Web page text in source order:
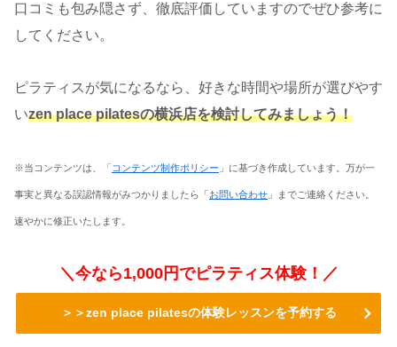
口コミも包み隠さず、徹底評価していますのでぜひ参考に
してください。
ピラティスが気になるなら、好きな時間や場所が選びやす
いzen place pilatesの横浜店を検討してみましょう！
※当コンテンツは、「 コンテンツ制作ポリシー 」に基づき作成しています。万が一
事実と異なる誤認情報がみつかりましたら「お問い合わせ 」までご連絡ください。
速やかに修正いたします。
＼今なら1,000円でピラティス体験！／
＞＞zen place pilatesの体験レッスンを予約する